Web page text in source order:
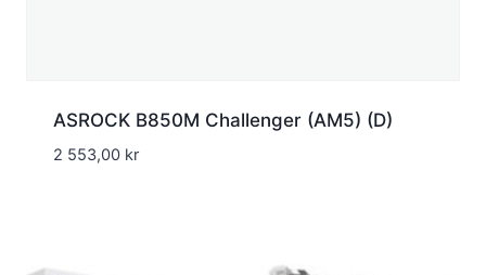
ASROCK B850M Challenger (AM5) (D)
2 553,00 kr